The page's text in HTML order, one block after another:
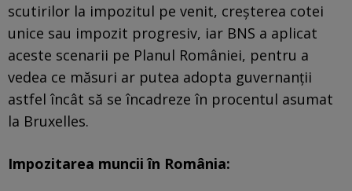
scutirilor la impozitul pe venit, creşterea cotei
unice sau impozit progresiv, iar BNS a aplicat
aceste scenarii pe Planul României, pentru a
vedea ce măsuri ar putea adopta guvernanții
astfel încât să se încadreze în procentul asumat
la Bruxelles.
Impozitarea muncii în România: